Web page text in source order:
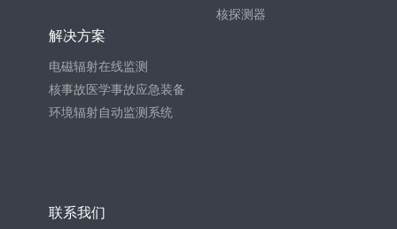
核探测器
解决方案
电磁辐射在线监测
核事故医学事故应急装备
环境辐射自动监测系统
联系我们